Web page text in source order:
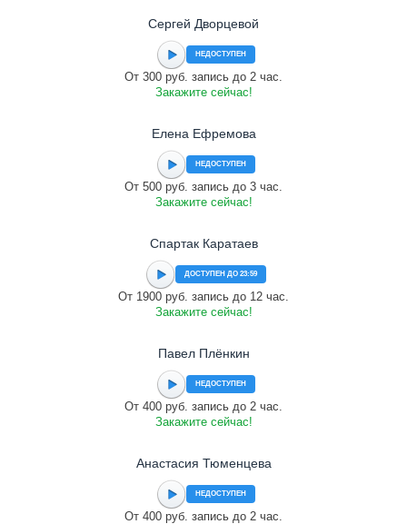
Сергей Дворцевой
НЕДОСТУПЕН
От 300 руб. запись до 2 час.
Закажите сейчас!
Елена Ефремова
НЕДОСТУПЕН
От 500 руб. запись до 3 час.
Закажите сейчас!
Спартак Каратаев
ДОСТУПЕН ДО 23:59
От 1900 руб. запись до 12 час.
Закажите сейчас!
Павел Плёнкин
НЕДОСТУПЕН
От 400 руб. запись до 2 час.
Закажите сейчас!
Анастасия Тюменцева
НЕДОСТУПЕН
От 400 руб. запись до 2 час.